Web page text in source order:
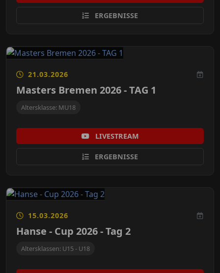
ERGEBNISSE
21.03.2026
Masters Bremen 2026 - TAG 1
Altersklasse: MU18
LIVESTREAM
ERGEBNISSE
15.03.2026
Hanse - Cup 2026 - Tag 2
Altersklassen: U15 - U18